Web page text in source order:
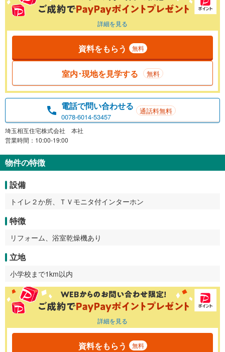
詳細を見る
資料をもらう 無料
室内･現地を見学する 無料
電話で問い合わせる
0078-6014-53457
通話料無料
埼玉相互住宅株式会社 本社
営業時間：10:00-19:00
物件の特徴
設備
トイレ２か所、ＴＶモニタ付インターホン
特徴
リフォーム、浴室乾燥機あり
立地
小学校まで1km以内
詳細を見る
資料をもらう 無料